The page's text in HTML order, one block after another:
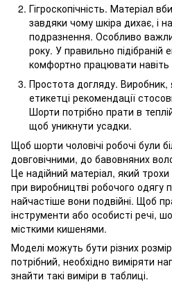
Гігроскопічність. Матеріал
завдяки чому шкіра дихає, і
подразнення. Особливо
року. У правильно підібраній
комфортно працювати навіть
Простота догляду. Виробник,
етикетці рекомендації
Шорти потрібно прати в
щоб уникнути усадки.
Щоб шорти чоловічі робочі були
довговічними, до бавовняних
Це надійний матеріал, який
при виробництві робочого одягу
найчастіше вони подвійні. Щоб
інструменти або особисті речі,
місткими кишенями.
Моделі можуть бути різних
потрібний, необхідно виміряти
знайти такі виміри в таблиці.